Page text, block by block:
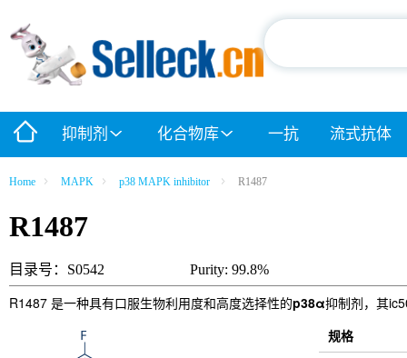
抑制剂 化合物库 一抗 流式抗体
Home MAPK p38 MAPK inhibitor R1487
R1487
目录号：S0542 Purity: 99.8%
R1487 是一种具有口服生物利用度和高度选择性的p38α抑制剂，其
规格